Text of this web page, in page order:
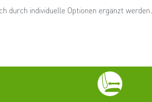
durch individuelle Optionen ergänzt werden.